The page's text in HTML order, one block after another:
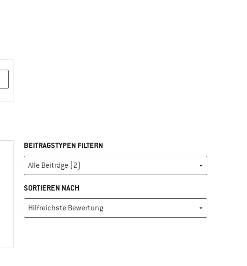
BEITRAGSTYPEN FILTERN
SORTIEREN NACH